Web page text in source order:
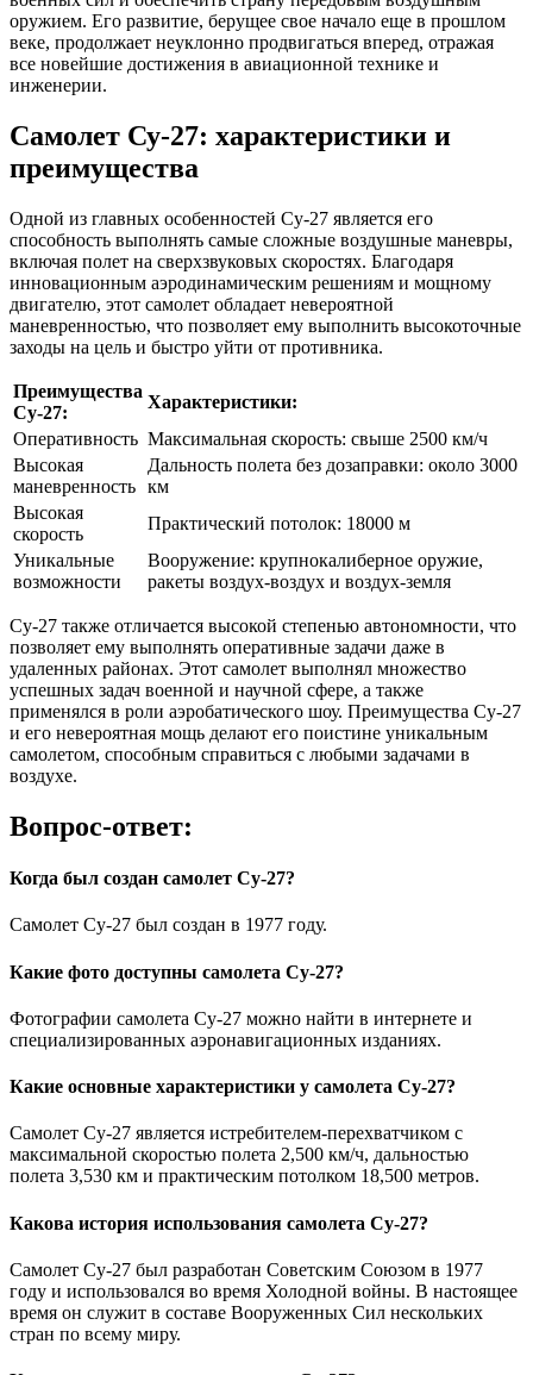
оружием. Его развитие, берущее свое начало еще в прошлом
веке, продолжает неуклонно продвигаться вперед, отражая
все новейшие достижения в авиационной технике и
инженерии.
Самолет Су-27: характеристики и
преимущества
Одной из главных особенностей Су-27 является его
способность выполнять самые сложные воздушные маневры,
включая полет на сверхзвуковых скоростях. Благодаря
инновационным аэродинамическим решениям и мощному
двигателю, этот самолет обладает невероятной
маневренностью, что позволяет ему выполнить высокоточные
заходы на цель и быстро уйти от противника.
Преимущества
Су-27:
Характеристики:
Оперативность Максимальная скорость: свыше 2500 км/ч
Высокая
маневренность
Дальность полета без дозаправки: около 3000
км
Высокая
скорость
Практический потолок: 18000 м
Уникальные
возможности
Вооружение: крупнокалиберное оружие,
ракеты воздух-воздух и воздух-земля
Су-27 также отличается высокой степенью автономности, что
позволяет ему выполнять оперативные задачи даже в
удаленных районах. Этот самолет выполнял множество
успешных задач военной и научной сфере, а также
применялся в роли аэробатического шоу. Преимущества Су-27
и его невероятная мощь делают его поистине уникальным
самолетом, способным справиться с любыми задачами в
воздухе.
Вопрос-ответ:
Когда был создан самолет Су-27?
Самолет Су-27 был создан в 1977 году.
Какие фото доступны самолета Су-27?
Фотографии самолета Су-27 можно найти в интернете и
специализированных аэронавигационных изданиях.
Какие основные характеристики у самолета Су-27?
Самолет Су-27 является истребителем-перехватчиком с
максимальной скоростью полета 2,500 км/ч, дальностью
полета 3,530 км и практическим потолком 18,500 метров.
Какова история использования самолета Су-27?
Самолет Су-27 был разработан Советским Союзом в 1977
году и использовался во время Холодной войны. В настоящее
время он служит в составе Вооруженных Сил нескольких
стран по всему миру.